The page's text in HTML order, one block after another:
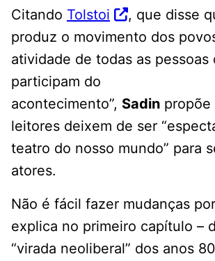
Citando Tolstoi
, que disse
produz o movimento dos
atividade de todas as pessoas
participam do
acontecimento”, Sadin propõe
leitores deixem de ser
teatro do nosso mundo” para
atores.
Não é fácil fazer mudanças
explica no primeiro capítulo –
“virada neoliberal” dos anos